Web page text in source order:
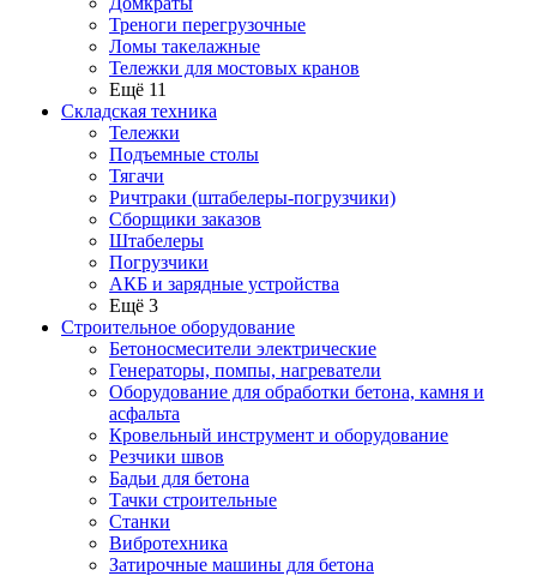
Треноги перегрузочные
Ломы такелажные
Тележки для мостовых кранов
Ещё 11
Складская техника
Тележки
Подъемные столы
Тягачи
Ричтраки (штабелеры-погрузчики)
Сборщики заказов
Штабелеры
Погрузчики
АКБ и зарядные устройства
Ещё 3
Строительное оборудование
Бетоносмесители электрические
Генераторы, помпы, нагреватели
Оборудование для обработки бетона, камня и
асфальта
Кровельный инструмент и оборудование
Резчики швов
Бадьи для бетона
Тачки строительные
Станки
Вибротехника
Затирочные машины для бетона